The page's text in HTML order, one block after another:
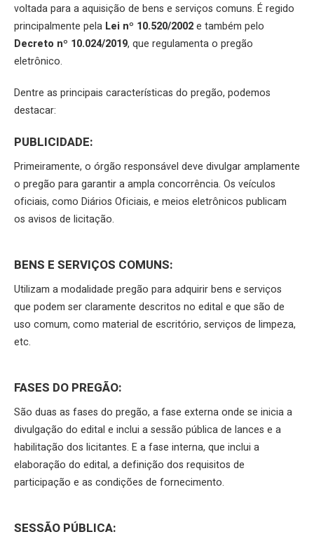
voltada para a aquisição de bens e serviços comuns. É regido
principalmente pela Lei nº 10.520/2002e também pelo
Decreto nº 10.024/2019, que regulamenta o pregão
eletrônico.
Dentre as principais características do pregão, podemos
destacar:
PUBLICIDADE:
Primeiramente, o órgão responsável deve divulgar amplamente
o pregão para garantir a ampla concorrência. Os veículos
oficiais, como Diários Oficiais, e meios eletrônicos publicam
os avisos de licitação.
BENS E SERVIÇOS COMUNS:
Utilizam a modalidade pregão para adquirir bens e serviços
que podem ser claramente descritos no edital e que são de
uso comum, como material de escritório, serviços de limpeza,
etc.
FASES DO PREGÃO:
São duas as fases do pregão, a fase externa onde se inicia a
divulgação do edital e inclui a sessão pública de lances e a
habilitação dos licitantes. E a fase interna, que inclui a
elaboração do edital, a definição dos requisitos de
participação e as condições de fornecimento.
SESSÃO PÚBLICA: